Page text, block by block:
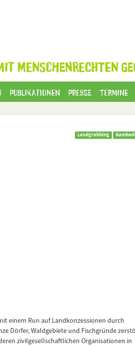
MENSCHENRECHTEN
Publikationen Presse Termine
Landgrabbing
einem Run auf Landkonzessionen durch
Dörfer, Waldgebiete und Fischgründe
zivilgesellschaftlichen Organisationen in